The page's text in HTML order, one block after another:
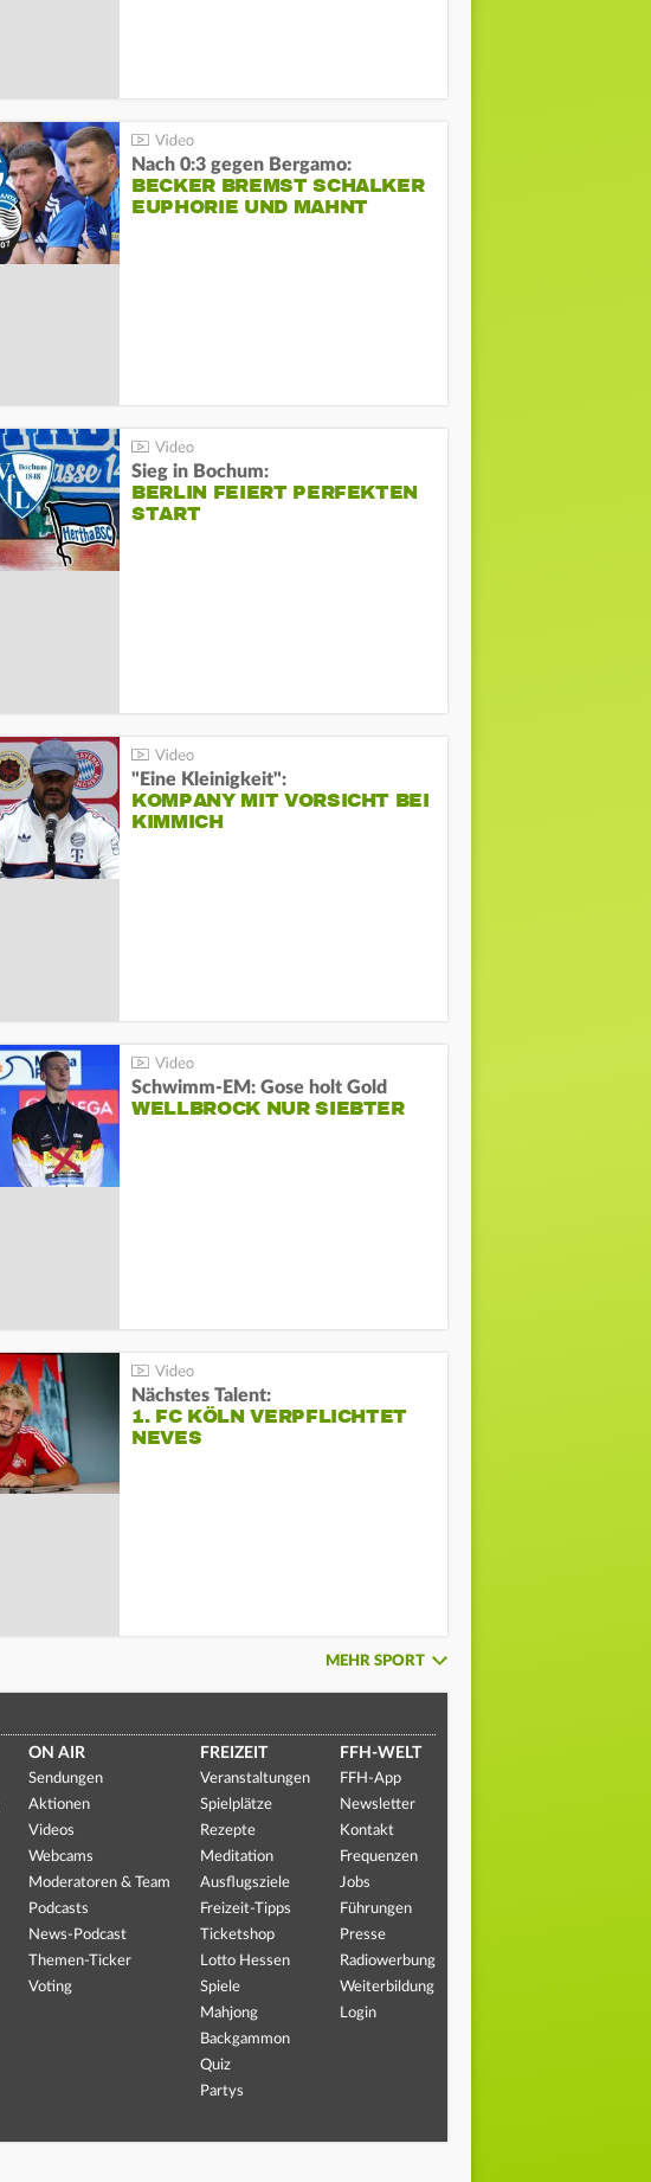
Nach 0:3 gegen Bergamo:
BECKER BREMST SCHALKER
EUPHORIE UND MAHNT
Sieg in Bochum:
BERLIN FEIERT PERFEKTEN
START
"Eine Kleinigkeit":
KOMPANY MIT VORSICHT BEI
KIMMICH
Schwimm-EM: Gose holt Gold
WELLBROCK NUR SIEBTER
Nächstes Talent:
1. FC KÖLN VERPFLICHTET
NEVES
MEHR SPORT
ON AIR
Sendungen
Aktionen
Videos
Webcams
Moderatoren & Team
Podcasts
News-Podcast
Themen-Ticker
Voting
FREIZEIT
Veranstaltungen
Spielplätze
Rezepte
Meditation
Ausflugsziele
Freizeit-Tipps
Ticketshop
Lotto Hessen
Spiele
Mahjong
Backgammon
Quiz
Partys
FFH-WELT
FFH-App
Newsletter
Kontakt
Frequenzen
Jobs
Führungen
Presse
Radiowerbung
Weiterbildung
Login